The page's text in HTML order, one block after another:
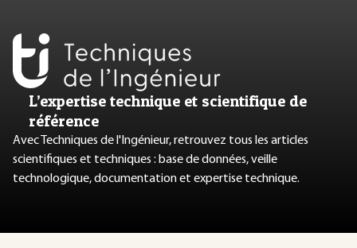
L’expertise technique et scientifique de
référence
Avec Techniques de l'Ingénieur, retrouvez tous les articles
scientifiques et techniques : base de données, veille
technologique, documentation et expertise technique.